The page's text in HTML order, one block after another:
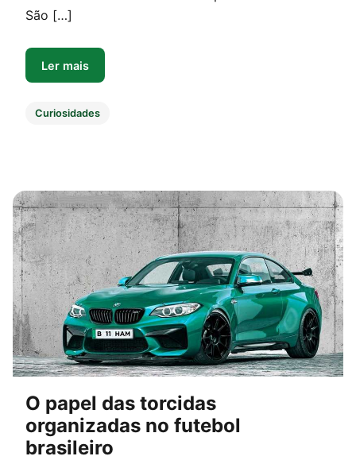
São […]
Ler mais
Curiosidades
O papel das torcidas
organizadas no futebol
brasileiro